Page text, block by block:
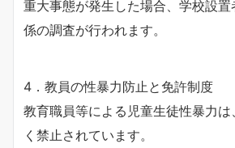
重大事態が発生した場合、学校設
係の調査が行われます。
4．教員の性暴力防止と免許制度
教育職員等による児童生徒性暴力は
く禁止されています。